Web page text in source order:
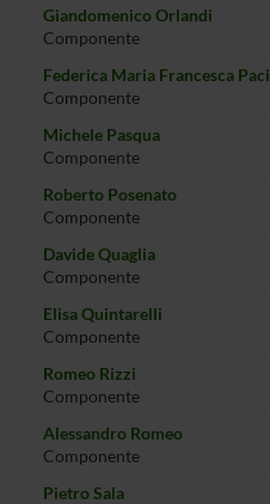
Giandomenico Orlandi
Componente
Federica Maria Francesca Paci
Componente
Michele Pasqua
Componente
Roberto Posenato
Componente
Davide Quaglia
Componente
Elisa Quintarelli
Componente
Romeo Rizzi
Componente
Alessandro Romeo
Componente
Pietro Sala